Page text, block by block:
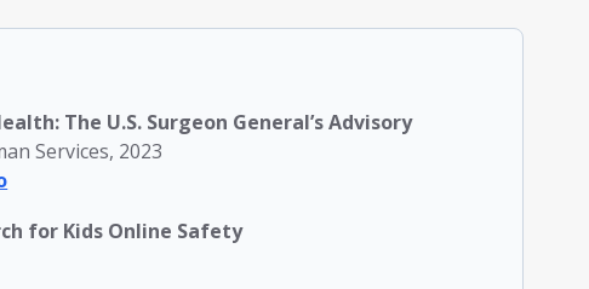
The U.S. Surgeon General’s Advisory
Services, 2023
for Kids Online Safety